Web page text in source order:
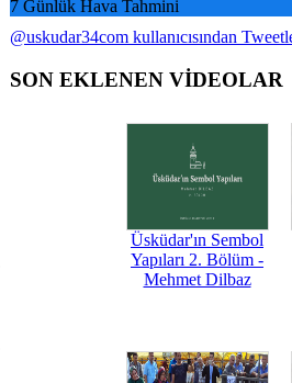
7 Günlük Hava Tahmini
@uskudar34com kullanıcısından
SON EKLENEN VİDEOLAR
Üsküdar'ın Sembol
Yapıları 2. Bölüm -
Mehmet Dilbaz